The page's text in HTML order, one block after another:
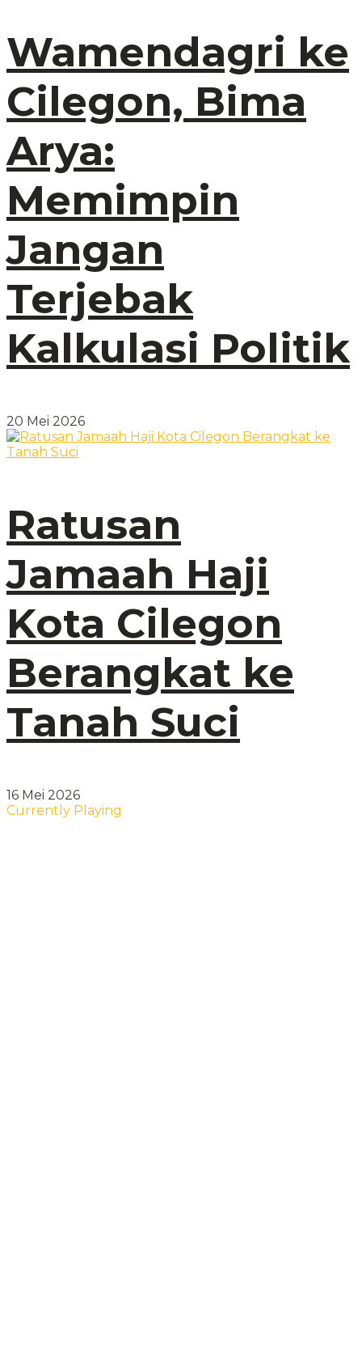
Wamendagri ke
Cilegon, Bima
Arya:
Memimpin
Jangan
Terjebak
Kalkulasi Politik
20 Mei 2026
Ratusan
Jamaah Haji
Kota Cilegon
Berangkat ke
Tanah Suci
16 Mei 2026
Currently Playing